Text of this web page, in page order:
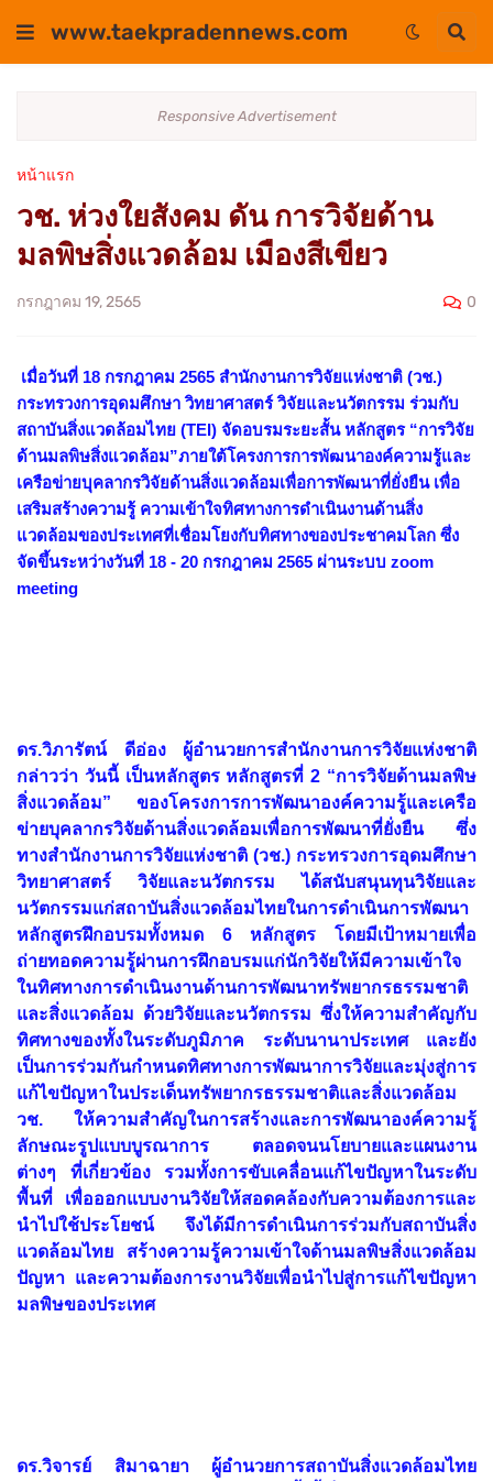
www.taekpradennews.com
Responsive Advertisement
หน้าแรก
วช. ห่วงใยสังคม ดัน การวิจัยด้าน
มลพิษสิ่งแวดล้อม เมืองสีเขียว
กรกฎาคม 19, 2565 0
เมื่อวันที่ 18 กรกฎาคม 2565 สำนักงานการวิจัยแห่งชาติ (วช.)
กระทรวงการอุดมศึกษา วิทยาศาสตร์ วิจัยและนวัตกรรม ร่วมกับ
สถาบันสิ่งแวดล้อมไทย (TEI) จัดอบรมระยะสั้น หลักสูตร “การวิจัย
ด้านมลพิษสิ่งแวดล้อม”ภายใต้โครงการการพัฒนาองค์ความรู้และ
เครือข่ายบุคลากรวิจัยด้านสิ่งแวดล้อมเพื่อการพัฒนาที่ยั่งยืน เพื่อ
เสริมสร้างความรู้ ความเข้าใจทิศทางการดำเนินงานด้านสิ่ง
แวดล้อมของประเทศที่เชื่อมโยงกับทิศทางของประชาคมโลก ซึ่ง
จัดขึ้นระหว่างวันที่ 18 - 20 กรกฎาคม 2565 ผ่านระบบ zoom
meeting
ดร.วิภารัตน์ ดีอ่อง ผู้อำนวยการสำนักงานการวิจัยแห่งชาติ
กล่าวว่า วันนี้ เป็นหลักสูตร หลักสูตรที่ 2 “การวิจัยด้านมลพิษ
สิ่งแวดล้อม” ของโครงการการพัฒนาองค์ความรู้และเครือ
ข่ายบุคลากรวิจัยด้านสิ่งแวดล้อมเพื่อการพัฒนาที่ยั่งยืน ซึ่ง
ทางสำนักงานการวิจัยแห่งชาติ (วช.) กระทรวงการอุดมศึกษา
วิทยาศาสตร์ วิจัยและนวัตกรรม ได้สนับสนุนทุนวิจัยและ
นวัตกรรมแก่สถาบันสิ่งแวดล้อมไทยในการดำเนินการพัฒนา
หลักสูตรฝึกอบรมทั้งหมด 6 หลักสูตร โดยมีเป้าหมายเพื่อ
ถ่ายทอดความรู้ผ่านการฝึกอบรมแก่นักวิจัยให้มีความเข้าใจ
ในทิศทางการดำเนินงานด้านการพัฒนาทรัพยากรธรรมชาติ
และสิ่งแวดล้อม ด้วยวิจัยและนวัตกรรม ซึ่งให้ความสำคัญกับ
ทิศทางของทั้งในระดับภูมิภาค ระดับนานาประเทศ และยัง
เป็นการร่วมกันกำหนดทิศทางการพัฒนาการวิจัยและมุ่งสู่การ
แก้ไขปัญหาในประเด็นทรัพยากรธรรมชาติและสิ่งแวดล้อม
วช. ให้ความสำคัญในการสร้างและการพัฒนาองค์ความรู้
ลักษณะรูปแบบบูรณาการ ตลอดจนนโยบายและแผนงาน
ต่างๆ ที่เกี่ยวข้อง รวมทั้งการขับเคลื่อนแก้ไขปัญหาในระดับ
พื้นที่ เพื่อออกแบบงานวิจัยให้สอดคล้องกับความต้องการและ
นำไปใช้ประโยชน์ จึงได้มีการดำเนินการร่วมกับสถาบันสิ่ง
แวดล้อมไทย สร้างความรู้ความเข้าใจด้านมลพิษสิ่งแวดล้อม
ปัญหา และความต้องการงานวิจัยเพื่อนำไปสู่การแก้ไขปัญหา
มลพิษของประเทศ
ดร.วิจารย์ สิมาฉายา ผู้อำนวยการสถาบันสิ่งแวดล้อมไทย